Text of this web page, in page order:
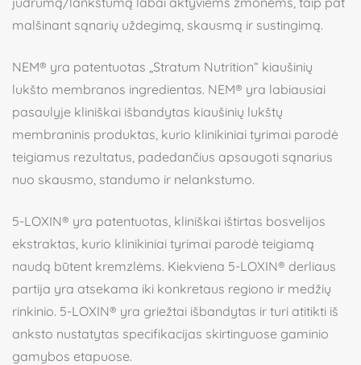
malšinant sąnarių uždegimą, skausmą ir sustingimą.
NEM® yra patentuotas „Stratum Nutrition“ kiaušinių
lukšto membranos ingredientas. NEM® yra labiausiai
pasaulyje kliniškai išbandytas kiaušinių lukštų
membraninis produktas, kurio klinikiniai tyrimai parodė
teigiamus rezultatus, padedančius apsaugoti sąnarius
nuo skausmo, standumo ir nelankstumo.
5-LOXIN® yra patentuotas, kliniškai ištirtas bosvelijos
ekstraktas, kurio klinikiniai tyrimai parodė teigiamą
naudą būtent kremzlėms. Kiekviena 5-LOXIN® derliaus
partija yra atsekama iki konkretaus regiono ir medžių
rinkinio. 5-LOXIN® yra griežtai išbandytas ir turi atitikti iš
anksto nustatytas specifikacijas skirtinguose gaminio
gamybos etapuose.